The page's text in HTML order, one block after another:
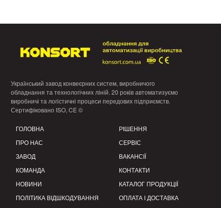
Український завод конвеєрних систем, виробничого
обладнання та технологічних ліній. 20 років автоматизуємо
виробничі та логістичні процеси передових підприємств.
Сертифіковано ISO, CE ©
ГОЛОВНА
ПРО НАС
ЗАВОД
КОМАНДА
НОВИНИ
ПОЛІТИКА ВІДШКОДУВАННЯ
РІШЕННЯ
СЕРВІС
ВАКАНСІЇ
КОНТАКТИ
КАТАЛОГ ПРОДУКЦІЇ
ОПЛАТА І ДОСТАВКА